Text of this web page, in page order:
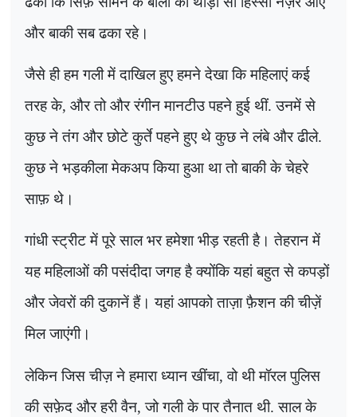
और बाकी सब ढका रहे।
जैसे ही हम गली में दाखिल हुए हमने देखा कि महिलाएं कई
तरह के, और तो और रंगीन मानटीउ पहने हुई थीं. उनमें से
कुछ ने तंग और छोटे कुर्ते पहने हुए थे कुछ ने लंबे और ढीले.
कुछ ने भड़कीला मेकअप किया हुआ था तो बाकी के चेहरे
साफ़ थे।
गांधी स्ट्रीट में पूरे साल भर हमेशा भीड़ रहती है। तेहरान में
यह महिलाओं की पसंदीदा जगह है क्योंकि यहां बहुत से कपड़ों
और जेवरों की दुकानें हैं। यहां आपको ताज़ा फ़ैशन की चीज़ें
मिल जाएंगी।
लेकिन जिस चीज़ ने हमारा ध्यान खींचा,वो थी मॉरल पुलिस
की सफ़ेद और हरी वैन,जो गली के पार तैनात थी. साल के